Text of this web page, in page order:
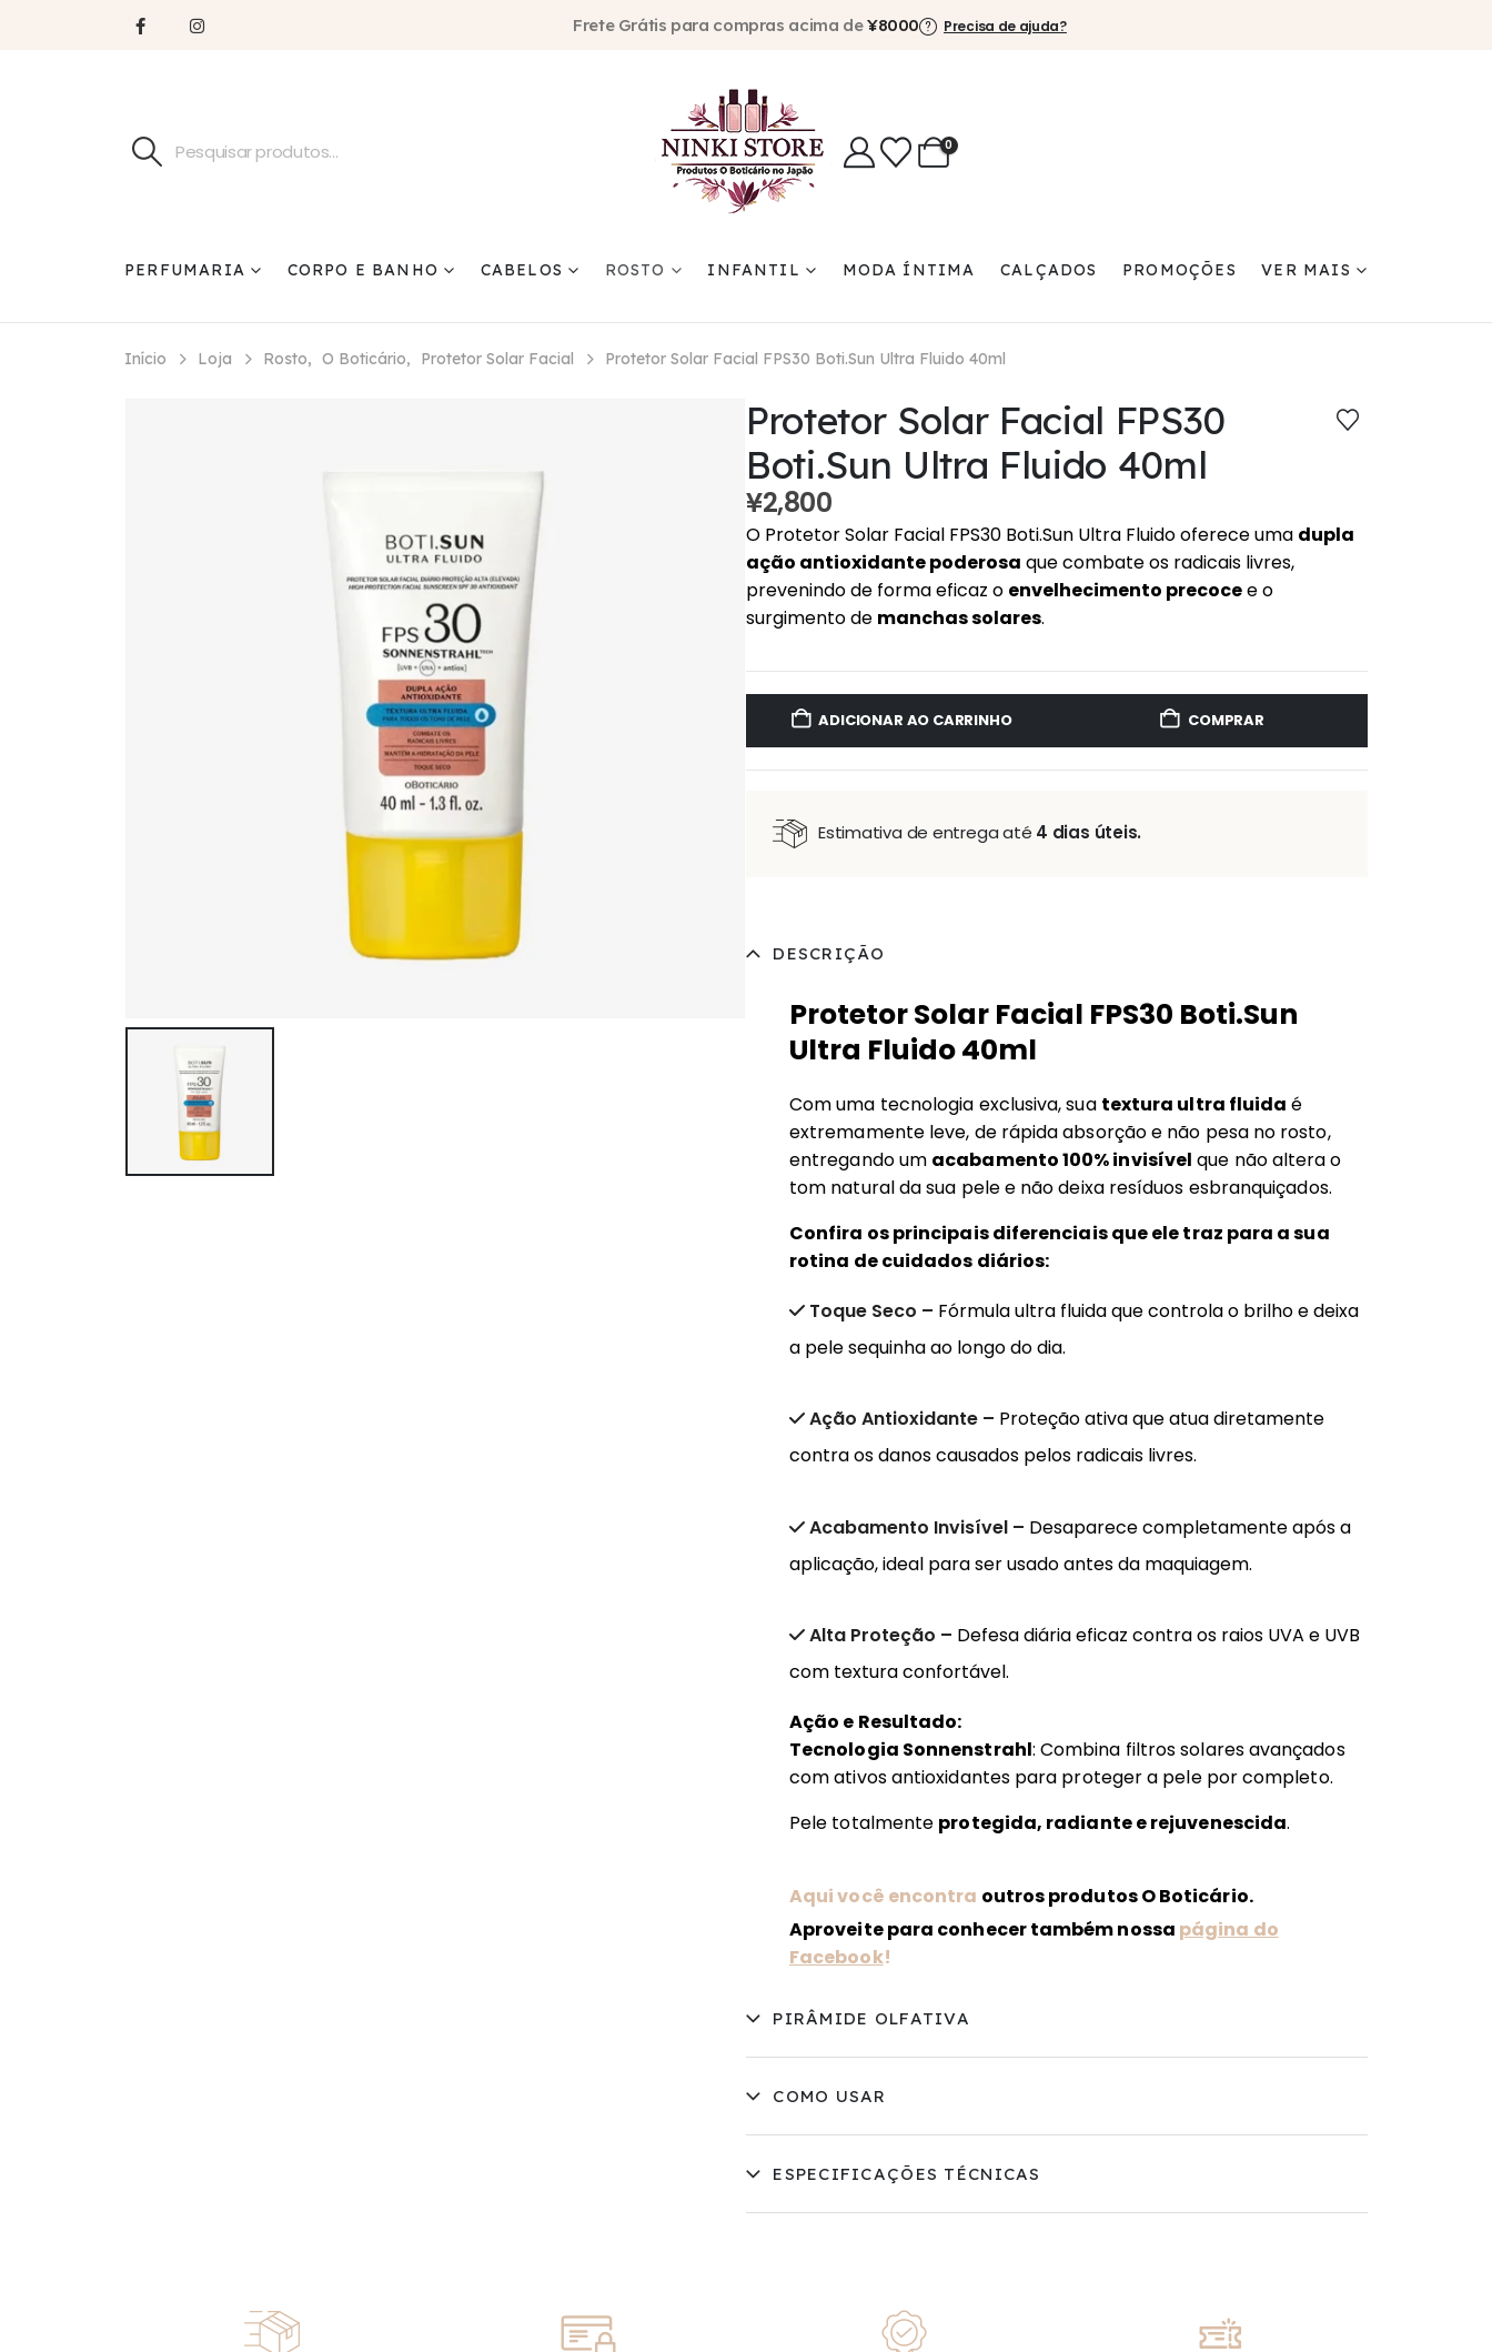
Frete Grátis para compras acima de¥8000 Precisa de ajuda?
0
PERFUMARIA CORPO E BANHO CABELOS ROSTO INFANTIL MODA ÍNTIMA CALÇADOS PROMOÇÕES VER MAIS
Início Loja Rosto, O Boticário, Protetor Solar Facial Protetor Solar Facial FPS30 Boti.Sun Ultra Fluido 40ml
Protetor Solar Facial FPS30
Boti.Sun Ultra Fluido 40ml
¥2,800
O Protetor Solar Facial FPS30 Boti.Sun Ultra Fluido oferece uma dupla
ação antioxidante poderosa que combate os radicais livres,
prevenindo de forma eficaz o envelhecimento precocee o
surgimento de manchas solares.
ADICIONAR AO CARRINHO COMPRAR
Estimativa de entrega até 4 dias úteis.
DESCRIÇÃO
Protetor Solar Facial FPS30 Boti.Sun
Ultra Fluido 40ml
Com uma tecnologia exclusiva, sua textura ultra fluida é
extremamente leve, de rápida absorção e não pesa no rosto,
entregando um acabamento 100% invisível que não altera o
tom natural da sua pele e não deixa resíduos esbranquiçados.
Confira os principais diferenciais que ele traz para a sua
rotina de cuidados diários:
Toque Seco – Fórmula ultra fluida que controla o brilho e deixa
a pele sequinha ao longo do dia.
Ação Antioxidante – Proteção ativa que atua diretamente
contra os danos causados pelos radicais livres.
Acabamento Invisível – Desaparece completamente após a
aplicação, ideal para ser usado antes da maquiagem.
Alta Proteção – Defesa diária eficaz contra os raios UVA e UVB
com textura confortável.
Ação e Resultado:
Tecnologia Sonnenstrahl: Combina filtros solares avançados
com ativos antioxidantes para proteger a pele por completo.
Pele totalmente protegida, radiante e rejuvenescida.
Aqui você encontra outros produtos O Boticário.
Aproveite para conhecer também nossa página do
Facebook!
PIRÂMIDE OLFATIVA
COMO USAR
ESPECIFICAÇÕES TÉCNICAS